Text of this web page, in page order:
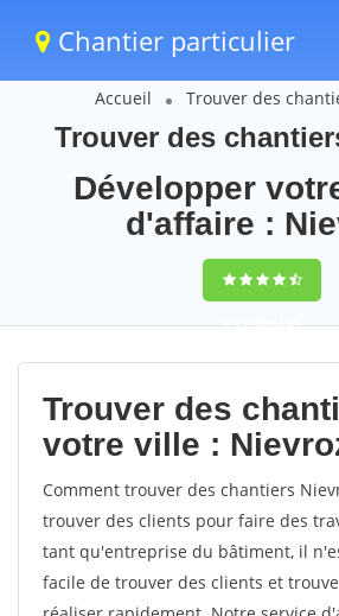
Chantier particulier
Accueil Trouver des
Trouver des
Développer
d'affaire :
9,5(100%)61
votes
Trouver des
votre ville :
Comment trouver des chantiers
trouver des clients pour faire des
tant qu'entreprise du bâtiment, il
facile de trouver des clients et